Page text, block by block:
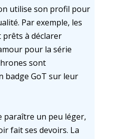
utilise son profil pour
Par exemple, les
à déclarer
pour la série
sont
badge GoT sur leur
paraître un peu léger,
fait ses devoirs. La